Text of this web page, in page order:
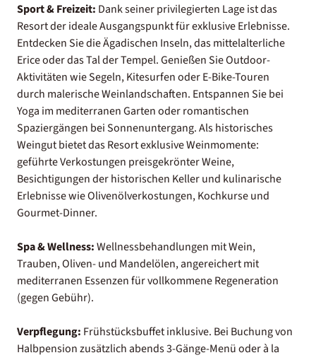
Sport & Freizeit: Dank seiner privilegierten Lage ist das
Resort der ideale Ausgangspunkt für exklusive Erlebnisse.
Entdecken Sie die Ägadischen Inseln, das mittelalterliche
Erice oder das Tal der Tempel. Genießen Sie Outdoor-
Aktivitäten wie Segeln, Kitesurfen oder E-Bike-Touren
durch malerische Weinlandschaften. Entspannen Sie bei
Yoga im mediterranen Garten oder romantischen
Spaziergängen bei Sonnenuntergang. Als historisches
Weingut bietet das Resort exklusive Weinmomente:
geführte Verkostungen preisgekrönter Weine,
Besichtigungen der historischen Keller und kulinarische
Erlebnisse wie Olivenölverkostungen, Kochkurse und
Gourmet-Dinner.
Spa & Wellness:Wellnessbehandlungen mit Wein,
Trauben, Oliven- und Mandelölen, angereichert mit
mediterranen Essenzen für vollkommene Regeneration
(gegen Gebühr).
Verpflegung: Frühstücksbuffet inklusive. Bei Buchung von
Halbpension zusätzlich abends 3-Gänge-Menü oder à la